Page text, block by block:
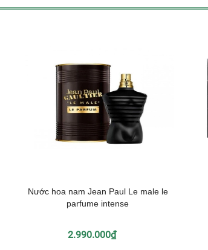
Nước hoa nam Jean Paul Le male le
parfume intense
2.990.000₫